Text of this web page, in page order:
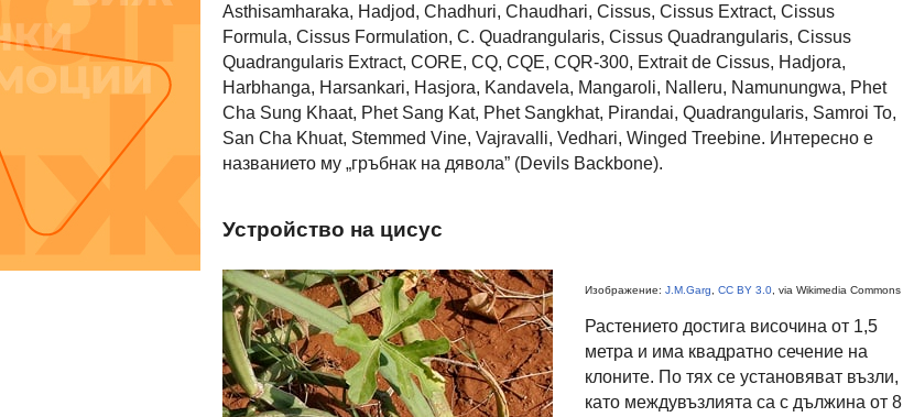
Asthisamharaka, Hadjod, Chadhuri, Chaudhari, Cissus, Cissus Extract, Cissus
Formula, Cissus Formulation, C. Quadrangularis, Cissus Quadrangularis, Cissus
Quadrangularis Extract, CORE, CQ, CQE, CQR-300, Extrait de Cissus, Hadjora,
Harbhanga, Harsankari, Hasjora, Kandavela, Mangaroli, Nalleru, Namunungwa, Phet
Cha Sung Khaat, Phet Sang Kat, Phet Sangkhat, Pirandai, Quadrangularis, Samroi To,
San Cha Khuat, Stemmed Vine, Vajravalli, Vedhari, Winged Treebine. Интересно е
названието му „гръбнак на дявола” (Devils Backbone).
Устройство на цисус
Изображение: J.M.Garg, CC BY 3.0, via Wikimedia Commons
Растението достига височина от 1,5
метра и има квадратно сечение на
клоните. По тях се установяват възли,
като междувъзлията са с дължина от 8